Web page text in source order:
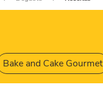
Bake and Cake Gourmet